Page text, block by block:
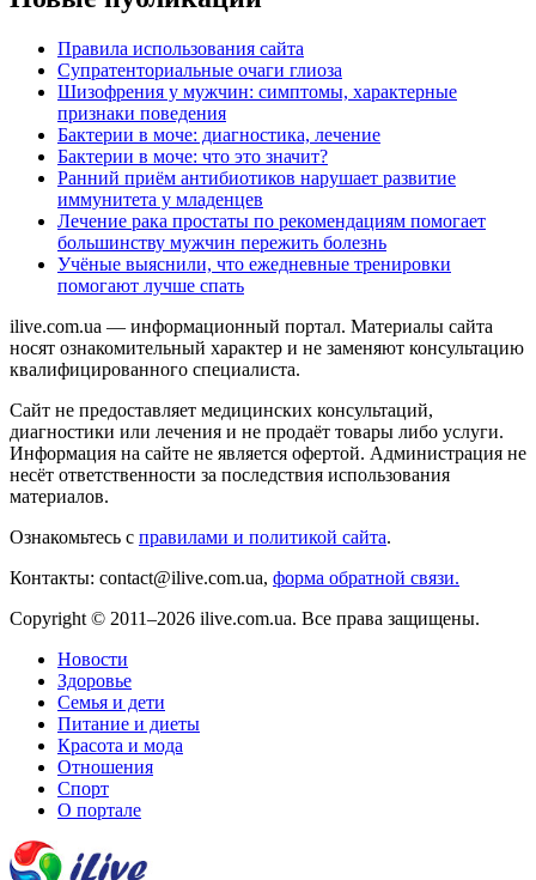
Правила использования сайта
Супратенториальные очаги глиоза
Шизофрения у мужчин: симптомы, характерные
признаки поведения
Бактерии в моче: диагностика, лечение
Бактерии в моче: что это значит?
Ранний приём антибиотиков нарушает развитие
иммунитета у младенцев
Лечение рака простаты по рекомендациям помогает
большинству мужчин пережить болезнь
Учёные выяснили, что ежедневные тренировки
помогают лучше спать
ilive.com.ua — информационный портал. Материалы сайта
носят ознакомительный характер и не заменяют консультацию
квалифицированного специалиста.
Сайт не предоставляет медицинских консультаций,
диагностики или лечения и не продаёт товары либо услуги.
Информация на сайте не является офертой. Администрация не
несёт ответственности за последствия использования
материалов.
Ознакомьтесь с правилами и политикой сайта.
Контакты: contact@ilive.com.ua, форма обратной связи.
Copyright © 2011–2026 ilive.com.ua. Все права защищены.
Новости
Здоровье
Семья и дети
Питание и диеты
Красота и мода
Отношения
Спорт
О портале